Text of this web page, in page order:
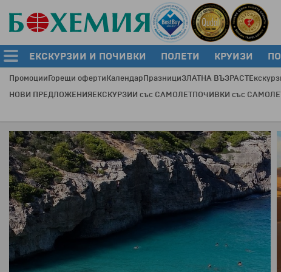
ЕКСКУРЗИИ И ПОЧИВКИ ПОЛЕТИ КРУИЗИ
ПромоцииГорещи офертиКалендарПразнициЗЛАТНА ВЪЗРАСТ
НОВИ ПРЕДЛОЖЕНИЯЕКСКУРЗИИ със САМОЛЕТПОЧИВКИ със